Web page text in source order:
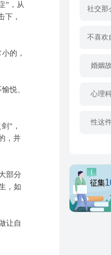
”，从
下，
的，
悦、
”，
，并
部分
，如
让自
社交那
不喜欢
婚姻
心理
性这